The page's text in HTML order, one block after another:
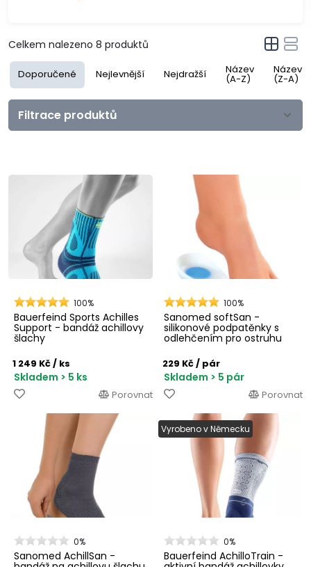
Celkem nalezeno 8 produktů
Doporučené Nejlevnější Nejdražší Název
(A-Z)
Název
(Z-A)
Filtrace produktů
100%
Bauerfeind Sports Achilles
Support - bandáž achillovy
šlachy
1 249 Kč/ ks
Skladem > 5 ks
Porovnat
100%
Sanomed softSan -
silikonové podpatěnky s
odlehčením pro ostruhu
229 Kč/ pár
Skladem > 5 pár
Porovnat
0%
Sanomed AchillSan -
Vyrobeno v Německu
0%
Bauerfeind AchilloTrain -